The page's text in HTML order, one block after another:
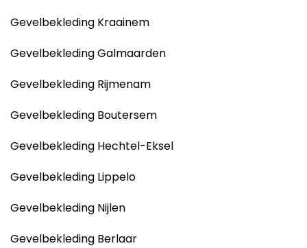
Gevelbekleding Kraainem
Gevelbekleding Galmaarden
Gevelbekleding Rijmenam
Gevelbekleding Boutersem
Gevelbekleding Hechtel-Eksel
Gevelbekleding Lippelo
Gevelbekleding Nijlen
Gevelbekleding Berlaar